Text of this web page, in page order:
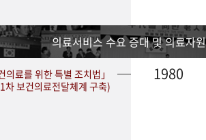
의료서비스 수요 증대 및 의료자
료를 위한 특별 조치법」
차 보건의료전달체계 구축)
1980